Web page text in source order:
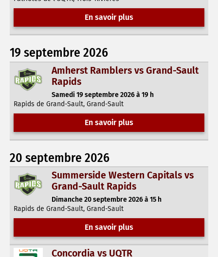
En savoir plus
19 septembre 2026
Amherst Ramblers vs Grand-Sault
Rapids
Samedi 19 septembre 2026 à 19 h
Rapids de Grand-Sault, Grand-Sault
En savoir plus
20 septembre 2026
Summerside Western Capitals vs
Grand-Sault Rapids
Dimanche 20 septembre 2026 à 15 h
Rapids de Grand-Sault, Grand-Sault
En savoir plus
Concordia vs UQTR